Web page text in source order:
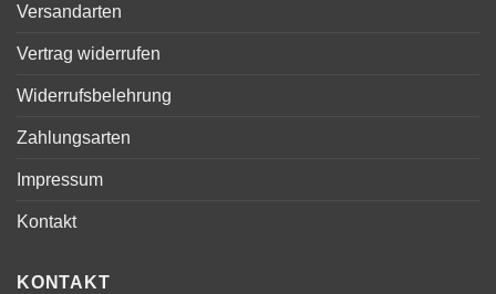
Versandarten
Vertrag widerrufen
Widerrufsbelehrung
Zahlungsarten
Impressum
Kontakt
KONTAKT